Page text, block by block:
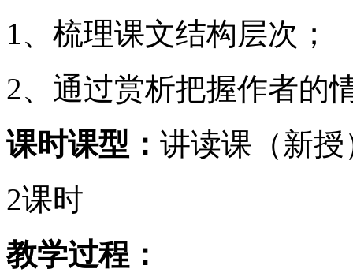
1、梳理课文结构层次；
2、通过赏析把握作者的
课时课型： 讲读课（新授
2课时
教学过程：